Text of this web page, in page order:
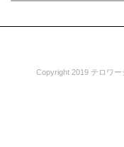
Copyright 2019 テロワ